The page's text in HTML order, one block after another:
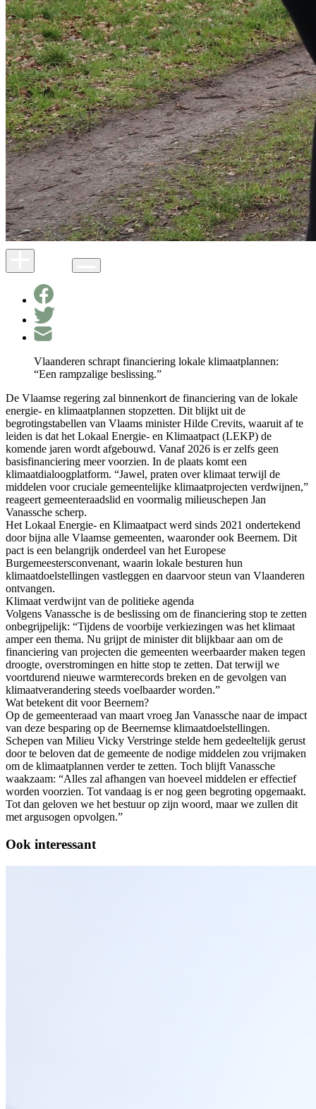
Vlaanderen schrapt financiering lokale klimaatplannen:
“Een rampzalige beslissing.”
De Vlaamse regering zal binnenkort de financiering van de lokale
energie- en klimaatplannen stopzetten. Dit blijkt uit de
begrotingstabellen van Vlaams minister Hilde Crevits, waaruit af te
leiden is dat het Lokaal Energie- en Klimaatpact (LEKP) de
komende jaren wordt afgebouwd. Vanaf 2026 is er zelfs geen
basisfinanciering meer voorzien. In de plaats komt een
klimaatdialoogplatform. “Jawel, praten over klimaat terwijl de
middelen voor cruciale gemeentelijke klimaatprojecten verdwijnen,”
reageert gemeenteraadslid en voormalig milieuschepen Jan
Vanassche scherp.
Het Lokaal Energie- en Klimaatpact werd sinds 2021 ondertekend
door bijna alle Vlaamse gemeenten, waaronder ook Beernem. Dit
pact is een belangrijk onderdeel van het Europese
Burgemeestersconvenant, waarin lokale besturen hun
klimaatdoelstellingen vastleggen en daarvoor steun van Vlaanderen
ontvangen.
Klimaat verdwijnt van de politieke agenda
Volgens Vanassche is de beslissing om de financiering stop te zetten
onbegrijpelijk: “Tijdens de voorbije verkiezingen was het klimaat
amper een thema. Nu grijpt de minister dit blijkbaar aan om de
financiering van projecten die gemeenten weerbaarder maken tegen
droogte, overstromingen en hitte stop te zetten. Dat terwijl we
voortdurend nieuwe warmterecords breken en de gevolgen van
klimaatverandering steeds voelbaarder worden.”
Wat betekent dit voor Beernem?
Op de gemeenteraad van maart vroeg Jan Vanassche naar de impact
van deze besparing op de Beernemse klimaatdoelstellingen.
Schepen van Milieu Vicky Verstringe stelde hem gedeeltelijk gerust
door te beloven dat de gemeente de nodige middelen zou vrijmaken
om de klimaatplannen verder te zetten. Toch blijft Vanassche
waakzaam: “Alles zal afhangen van hoeveel middelen er effectief
worden voorzien. Tot vandaag is er nog geen begroting opgemaakt.
Tot dan geloven we het bestuur op zijn woord, maar we zullen dit
met argusogen opvolgen.”
Ook interessant